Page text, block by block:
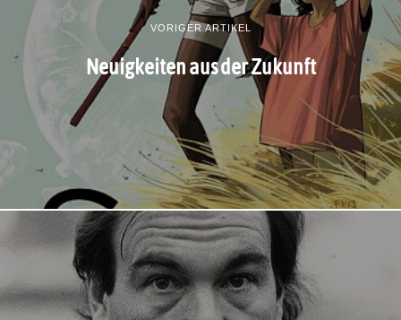
VORIGER ARTIKEL
Neuigkeiten aus der Zukunft